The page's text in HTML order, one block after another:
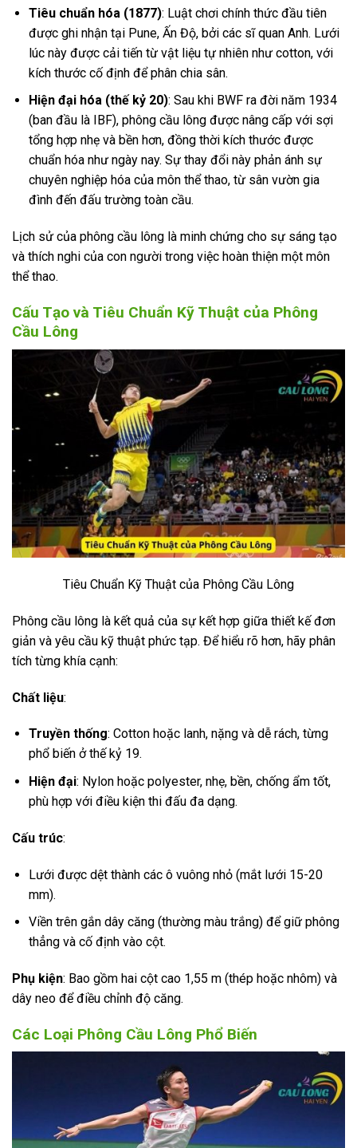
Tiêu chuẩn hóa (1877): Luật chơi chính thức đầu tiên
được ghi nhận tại Pune, Ấn Độ, bởi các sĩ quan Anh. Lưới
lúc này được cải tiến từ vật liệu tự nhiên như cotton, với
kích thước cố định để phân chia sân.
Hiện đại hóa (thế kỷ 20): Sau khi BWF ra đời năm 1934
(ban đầu là IBF), phông cầu lông được nâng cấp với sợi
tổng hợp nhẹ và bền hơn, đồng thời kích thước được
chuẩn hóa như ngày nay. Sự thay đổi này phản ánh sự
chuyên nghiệp hóa của môn thể thao, từ sân vườn gia
đình đến đấu trường toàn cầu.
Lịch sử của phông cầu lông là minh chứng cho sự sáng tạo
và thích nghi của con người trong việc hoàn thiện một môn
thể thao.
Cấu Tạo và Tiêu Chuẩn Kỹ Thuật của Phông
Cầu Lông
Tiêu Chuẩn Kỹ Thuật của Phông Cầu Lông
Phông cầu lông là kết quả của sự kết hợp giữa thiết kế đơn
giản và yêu cầu kỹ thuật phức tạp. Để hiểu rõ hơn, hãy phân
tích từng khía cạnh:
Chất liệu:
Truyền thống: Cotton hoặc lanh, nặng và dễ rách, từng
phổ biến ở thế kỷ 19.
Hiện đại: Nylon hoặc polyester, nhẹ, bền, chống ẩm tốt,
phù hợp với điều kiện thi đấu đa dạng.
Cấu trúc:
Lưới được dệt thành các ô vuông nhỏ (mắt lưới 15-20
mm).
Viền trên gắn dây căng (thường màu trắng) để giữ phông
thẳng và cố định vào cột.
Phụ kiện: Bao gồm hai cột cao 1,55 m (thép hoặc nhôm) và
dây neo để điều chỉnh độ căng.
Các Loại Phông Cầu Lông Phổ Biến